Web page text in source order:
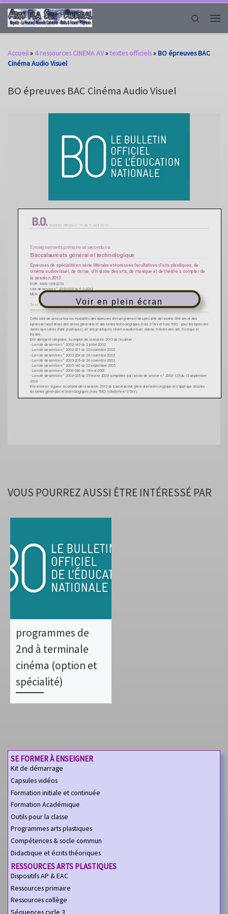
Passer au contenu
Search
Accueil» 4 ressources CINEMA AV»textes officiels»BO épreuves BAC
Cinéma Audio Visuel
BO épreuves BAC Cinéma Audio Visuel
Voir en plein écran
VOUS POURREZ AUSSI ÊTRE INTÉRESSÉ PAR
programmes de
2nd à terminale
cinéma (option et
spécialité)
SE FORMER À ENSEIGNER
Kit de démarrage
Capsules vidéos
Formation initiale et continuée
Formation Académique
Outils pour la classe
Programmes arts plastiques
Compétences & socle commun
Didactique et écrits théoriques
RESSOURCES ARTS PLASTIQUES
Dispositifs AP & EAC
Ressources primaire
Ressources collège
Séquences cycle 3